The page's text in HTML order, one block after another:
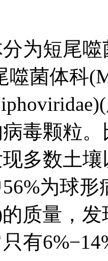
为短尾
噬菌体科
毒颗粒
多数土
为球
的质量，
有